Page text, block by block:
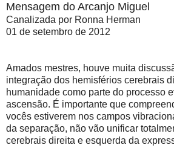
Mensagem do Arcanjo Miguel
Canalizada por Ronna Herman
01 de setembro de 2012
Amados mestres, houve muita
integração dos hemisférios cerebrais
humanidade como parte do processo
ascensão. É importante que
vocês estiverem nos campos
da separação, não vão unificar
cerebrais direita e esquerda da